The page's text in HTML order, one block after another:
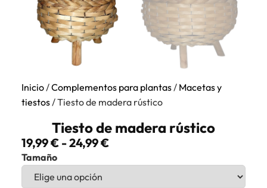
Inicio/Complementos para plantas/ Macetas y
tiestos/ Tiesto de madera rústico
Tiesto de madera rústico
19,99€ -24,99€
Tamaño